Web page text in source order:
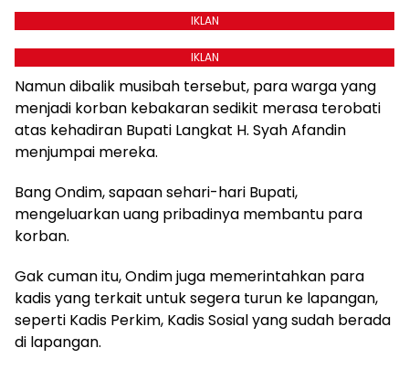
IKLAN
IKLAN
Namun dibalik musibah tersebut, para warga yang
menjadi korban kebakaran sedikit merasa terobati
atas kehadiran Bupati Langkat H. Syah Afandin
menjumpai mereka.
Bang Ondim, sapaan sehari-hari Bupati,
mengeluarkan uang pribadinya membantu para
korban.
Gak cuman itu, Ondim juga memerintahkan para
kadis yang terkait untuk segera turun ke lapangan,
seperti Kadis Perkim, Kadis Sosial yang sudah berada
di lapangan.